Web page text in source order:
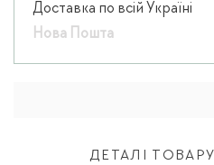
Доставка по всій Україні
Нова Пошта
ДЕТАЛІ ТОВАРУ